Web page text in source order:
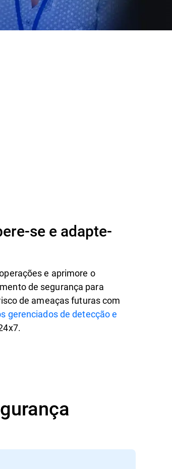
se e adapte-
e aprimore o
de segurança para
de ameaças futuras com
gerenciados de detecção e